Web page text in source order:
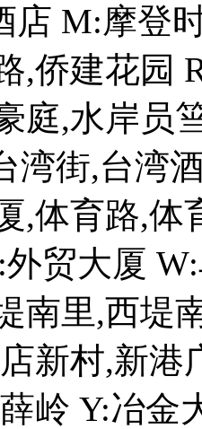
店 M:摩登
,侨建花园
庭,水岸员
湾街,台湾
,体育路,
贸大厦
南里,西堤
新村,新
岭 Y:冶金